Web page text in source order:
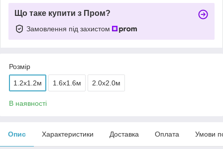
Що таке купити з Пром?
Замовлення під захистом
Розмір
1.2x1.2м 1.6x1.6м 2.0x2.0м
В наявності
Опис Характеристики Доставка Оплата Умови